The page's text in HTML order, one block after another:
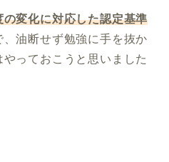
の変化に対応した認定基準
、油断せず勉強に手を抜か
っておこうと思いました